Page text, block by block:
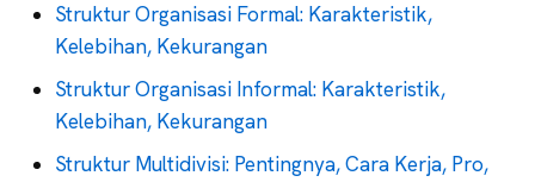
Struktur Organisasi Formal: Karakteristik,
Kelebihan, Kekurangan
Struktur Organisasi Informal: Karakteristik,
Kelebihan, Kekurangan
Struktur Multidivisi: Pentingnya, Cara Kerja, Pro,